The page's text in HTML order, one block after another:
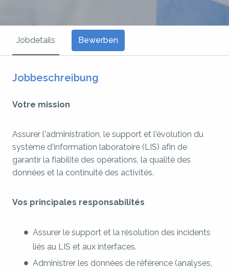
Jobdetails Bewerben
Jobbeschreibung
Votre mission
Assurer l'administration, le support et l'évolution du
système d'information laboratoire (LIS) afin de
garantir la fiabilité des opérations, la qualité des
données et la continuité des activités.
Vos principales responsabilités
Assurer le support et la résolution des incidents
liés au LIS et aux interfaces.
Administrer les données de référence (analyses,